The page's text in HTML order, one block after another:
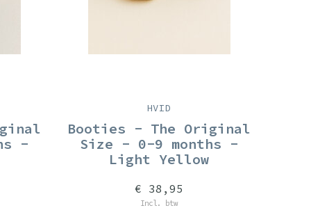
-
HVID
Booties - The Original
Size - 0-9 months -
Light Yellow
€ 38,95
Incl. btw